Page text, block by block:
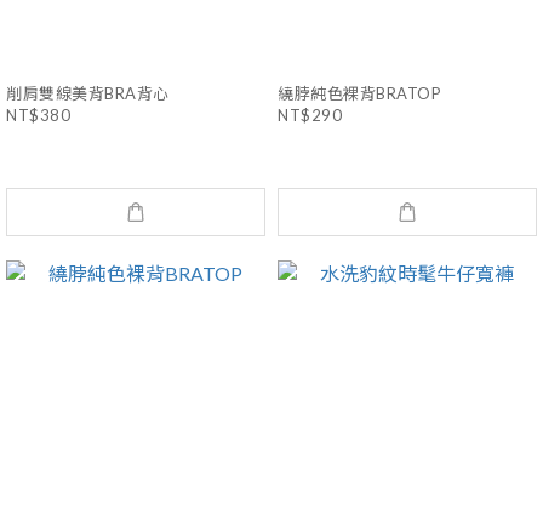
削肩雙線美背BRA背心
NT$380
繞脖純色裸背BRATOP
NT$290